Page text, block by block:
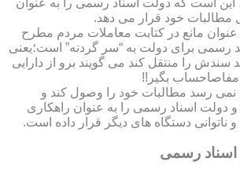
این است که دولت اسناد رسمی را به عنوان
مطالبات خود قرار می دهد.
مانع در کتابت معاملات مردم مطرح
برای دولت به “سر گردنه” است؛یعنی
را منتقل کند می گویند برو از دارایی
مفاصاحساب بگیر!!
رسد مطالبات خود را وصول کند و
دولت اسناد رسمی را به عنوان راهکاری
ناتوانی دستگاه های دیگر قرار داده است.
اسناد رسمی